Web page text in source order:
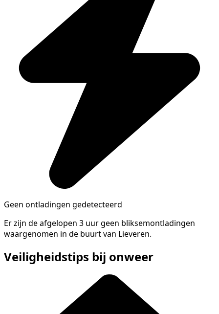
Geen ontladingen gedetecteerd
Er zijn de afgelopen 3 uur geen bliksemontladingen
waargenomen in de buurt van Lieveren.
Veiligheidstips bij onweer